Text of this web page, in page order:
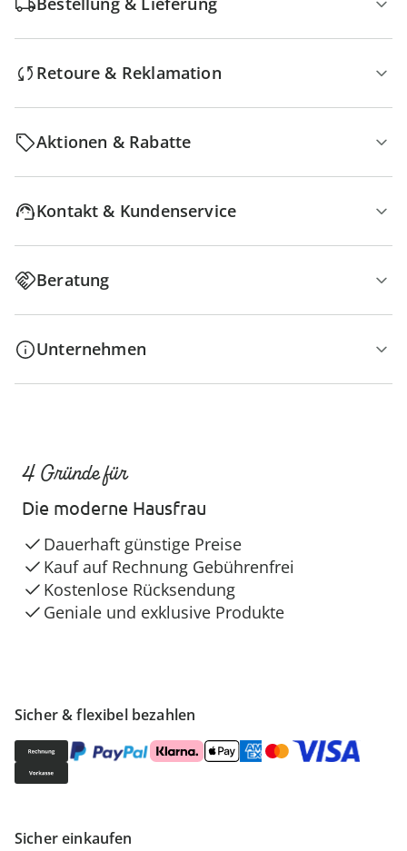
Retoure & Reklamation
Aktionen & Rabatte
Kontakt & Kundenservice
Beratung
Unternehmen
Sicher & flexibel bezahlen
Sicher einkaufen
4 Gründe für
Die moderne Hausfrau
Dauerhaft günstige Preise
Kauf auf Rechnung Gebührenfrei
Kostenlose Rücksendung
Geniale und exklusive Produkte